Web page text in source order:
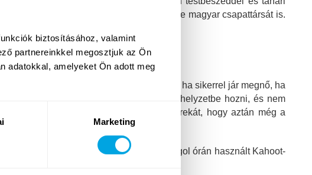
biztosításához, valamint
partnereinkkel megosztjuk az Ön
adatokkal, amelyeket Ön adott meg
Marketing
angolra váltott és megkérte erre magyar csapattársát is.
mindig volt köztük egy fordító.
egy macska egerekre vadászik, ha sikerrel jár megnő, ha
aki nem is akarta magát kényelmetlen helyzetbe hozni, és nem
el, könnyű!” – végül mégis beadta a derekát, hogy aztán még a
még a felnőtteknek is izgalmasak: az angol órán használt Kahoot-
játékos gyakorlatban.